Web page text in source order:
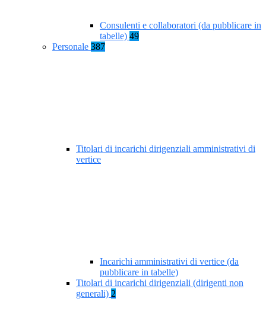
Consulenti e collaboratori (da pubblicare in
tabelle) 49
Personale 387
Titolari di incarichi dirigenziali amministrativi di
vertice
Incarichi amministrativi di vertice (da
pubblicare in tabelle)
Titolari di incarichi dirigenziali (dirigenti non
generali) 2